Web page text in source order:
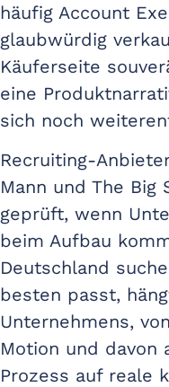
häufig Account
glaubwürdig
Käuferseite
eine
sich noch
Recruiting-
Mann und The Big
geprüft, wenn
beim Aufbau
Deutschland
besten passt,
Unternehmens,
Motion und davon
Prozess auf reale